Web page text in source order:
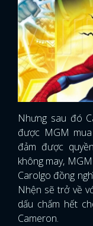
Nhưng sau đó
được MGM
đảm được
không may,
Carolgo đồng
Nhện sẽ trở về
dấu chấm hết
Cameron.